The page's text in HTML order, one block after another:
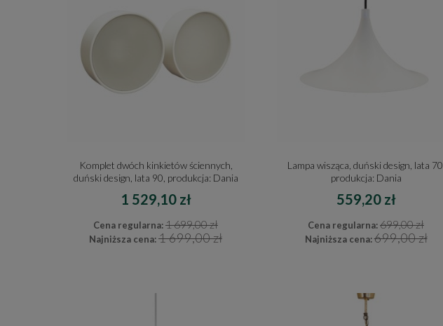
Komplet dwóch kinkietów ściennych,
duński design, lata 90, produkcja: Dania
1 529,10 zł
Cena regularna:1 699,00 zł
Najniższa cena:1 699,00 zł
Lampa wisząca, duński design, lata 70,
produkcja: Dania
559,20 zł
Cena regularna:699,00 zł
Najniższa cena:699,00 zł